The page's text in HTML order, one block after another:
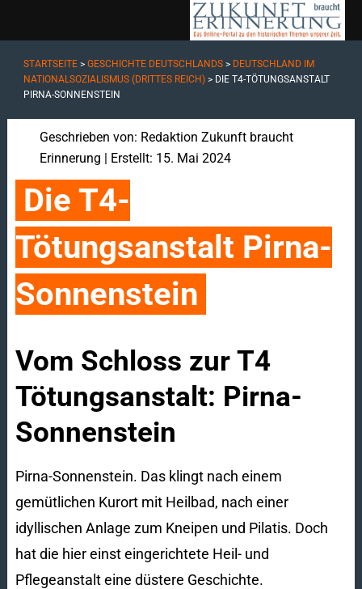
STARTSEITE> GESCHICHTE DEUTSCHLANDS> DEUTSCHLAND IM
NATIONALSOZIALISMUS (DRITTES REICH)> DIE T4-TÖTUNGSANSTALT
PIRNA-SONNENSTEIN
Geschrieben von: Redaktion Zukunft braucht
Erinnerung | Erstellt: 15. Mai 2024
Die T4-
Tötungsanstalt Pirna-
Sonnenstein
Vom Schloss zur T4
Tötungsanstalt: Pirna-
Sonnenstein
Pirna-Sonnenstein. Das klingt nach einem
gemütlichen Kurort mit Heilbad, nach einer
idyllischen Anlage zum Kneipen und Pilatis. Doch
hat die hier einst eingerichtete Heil- und
Pflegeanstalt eine düstere Geschichte.